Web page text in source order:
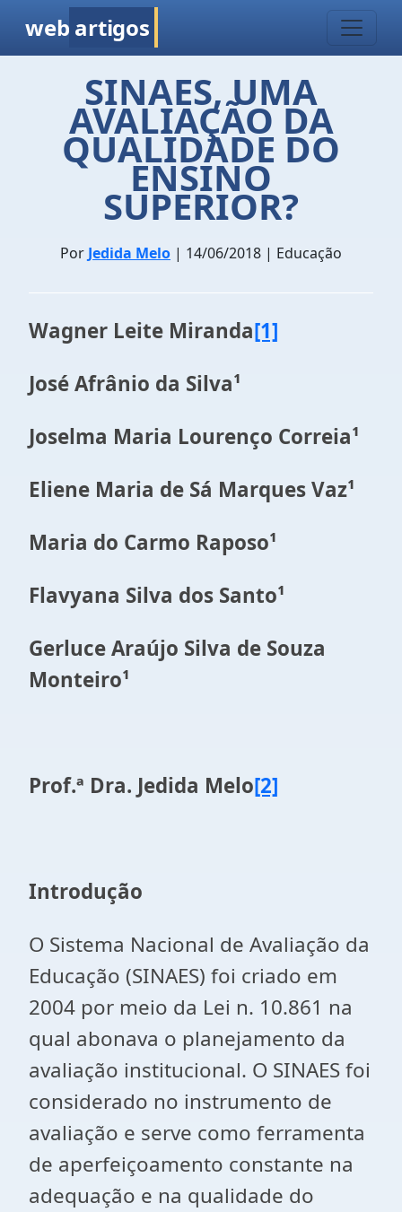
web artigos
SINAES, UMA
AVALIAÇÃO DA
QUALIDADE DO
ENSINO
SUPERIOR?
Por Jedida Melo | 14/06/2018 | Educação
Wagner Leite Miranda[1]
José Afrânio da Silva¹
Joselma Maria Lourenço Correia¹
Eliene Maria de Sá Marques Vaz¹
Maria do Carmo Raposo¹
Flavyana Silva dos Santo¹
Gerluce Araújo Silva de Souza
Monteiro¹
Prof.ª Dra. Jedida Melo[2]
Introdução
O Sistema Nacional de Avaliação da
Educação (SINAES) foi criado em
2004 por meio da Lei n. 10.861 na
qual abonava o planejamento da
avaliação institucional. O SINAES foi
considerado no instrumento de
avaliação e serve como ferramenta
de aperfeiçoamento constante na
adequação e na qualidade do